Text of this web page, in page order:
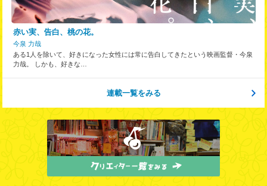
赤い実、告白、桃の花。
今泉 力哉
ある1人を除いて、好きになった女性には常に告白してきたという映画監督・今泉
力哉。 しかも、好きな…
連載一覧をみる